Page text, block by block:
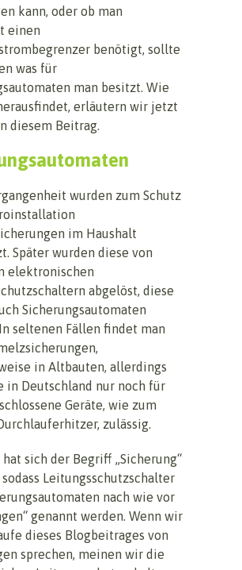
kann, oder ob man
einen
benötigt, sollte
was für
man besitzt. Wie
erläutern wir jetzt
diesem Beitrag.
wurden zum Schutz
im Haushalt
Später wurden diese von
elektronischen
abgelöst, diese
Sicherungsautomaten
seltenen Fällen findet man
in Altbauten, allerdings
in Deutschland nur noch für
Geräte, wie zum
zulässig.
sich der Begriff „Sicherung“
Leitungsschutzschalter
nach wie vor
genannt werden. Wenn wir
dieses Blogbeitrages von
sprechen, meinen wir die